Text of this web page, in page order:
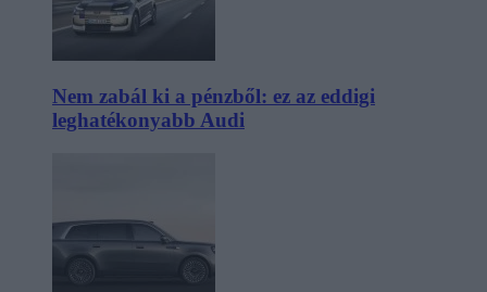
Nem zabál ki a pénzből: ez az eddigi
leghatékonyabb Audi